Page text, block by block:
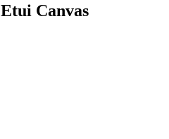
Etui Canvas